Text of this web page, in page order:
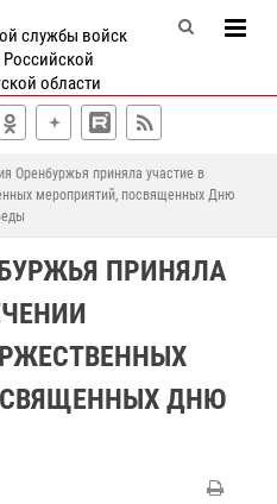
службы войск
области
Оренбуржья приняла участие в
мероприятий, посвященных Дню
ПРИНЯЛА
ДНЮ